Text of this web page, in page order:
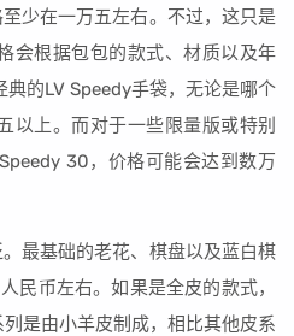
少在一万五左右。不过，这只是
会根据包包的款式、材质以及年
的LV Speedy手袋，无论是哪个
以上。而对于一些限量版或特别
30，价格可能会达到数万
最基础的老花、棋盘以及蓝白棋
民币左右。如果是全皮的款式，
是由小羊皮制成，相比其他皮系